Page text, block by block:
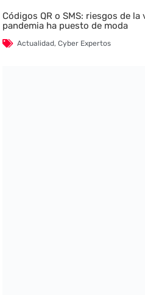
Códigos QR o SMS: riesgos de
pandemia ha puesto de moda
Actualidad,Cyber Expertos